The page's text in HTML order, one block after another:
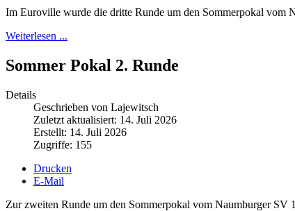
Im Euroville wurde die dritte Runde um den Sommerpokal vom
Weiterlesen ...
Sommer Pokal 2. Runde
Details
Geschrieben von Lajewitsch
Zuletzt aktualisiert: 14. Juli 2026
Erstellt: 14. Juli 2026
Zugriffe: 155
Drucken
E-Mail
Zur zweiten Runde um den Sommerpokal vom Naumburger